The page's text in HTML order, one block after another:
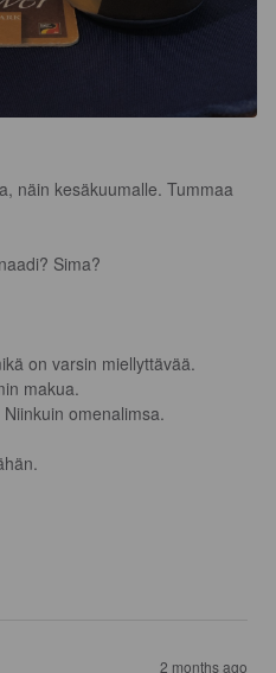
näin kesäkuumalle. Tummaa
Sima?
on varsin miellyttävää.
makua.
omenalimsa.
2 months ago